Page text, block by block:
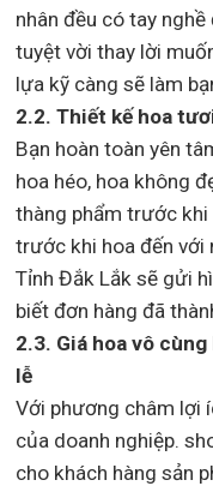
nhân đều có tay
tuyệt vời thay lời
lựa kỹ càng sẽ làm
2.2. Thiết kế hoa
Bạn hoàn toàn yên
hoa héo, hoa không
thàng phẩm trước
trước khi hoa đến với
Tỉnh Đắk Lắk sẽ gửi
biết đơn hàng đã
2.3. Giá hoa vô
lễ
Với phương châm lợi
của doanh nghiệp.
cho khách hàng sản